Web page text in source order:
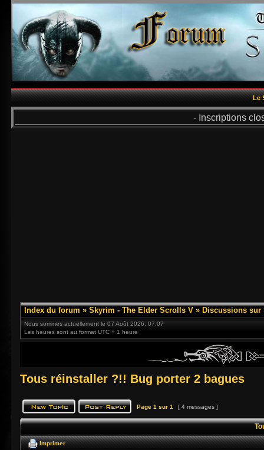
Le
- Inscriptions
Index du forum » Skyrim - The Elder Scrolls V » Discussions sur
Nous sommes actuellement le 07 Août 2026, 07:07
Les heures sont au format UTC + 1 heure
Tous réinstaller ?!! Bug porter 2 bagues
Page 1 sur 1 [ 4 messages ]
Imprimer